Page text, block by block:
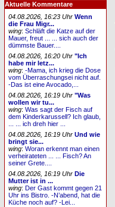
Aktuelle Kommentare
04.08.2026, 16:23 Uhr Wenn
die Frau Migr...
wing:Schläft die Katze auf der
Mauer, freut ... ... sich auch der
dümmste Bauer....
04.08.2026, 16:20 Uhr "Ich
habe mir letz...
wing:-Mama, ich krieg die Dose
vom Überraschungsei nicht auf.
-Das ist eine Avocado,...
04.08.2026, 16:19 Uhr "Was
wollen wir tu...
wing:Was sagt der Fisch auf
dem Kinderkarussell? Ich glaub,
... ... ich dreh hier ...
04.08.2026, 16:19 Uhr Und wie
bringt sie...
wing:Woran erkennt man einen
verheirateten ... ... Fisch? An
seiner Grete....
04.08.2026, 16:19 Uhr Die
Mutter ist in ...
wing:Der Gast kommt gegen 21
Uhr ins Bistro. -N’abend, hat die
Küche noch auf? -Lei...